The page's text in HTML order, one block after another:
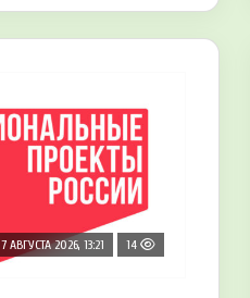
7 АВГУСТА 2026, 13:21 14